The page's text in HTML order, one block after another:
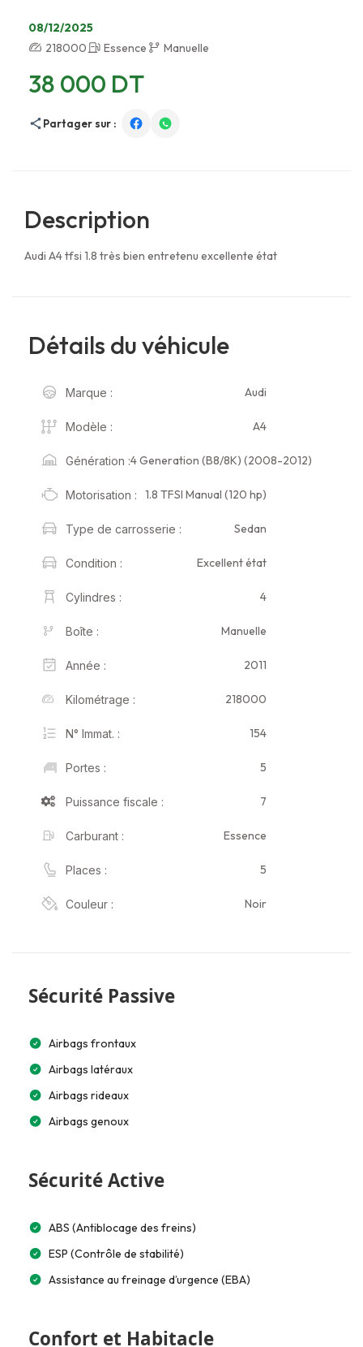
08/12/2025
218000
Essence Manuelle
38 000 DT
Partager sur :
Description
Audi A4 tfsi 1.8 très bien entretenu excellente état
Détails du véhicule
Marque : Audi
Modèle : A4
Génération :4 Generation (B8/8K) (2008-2012)
Motorisation : 1.8 TFSI Manual (120 hp)
Type de carrosserie : Sedan
Condition : Excellent état
Cylindres : 4
Boîte : Manuelle
Année : 2011
Kilométrage : 218000
N° Immat. : 154
Portes : 5
Puissance fiscale : 7
Carburant : Essence
Places : 5
Couleur : Noir
Sécurité Passive
Airbags frontaux
Airbags latéraux
Airbags rideaux
Airbags genoux
Sécurité Active
ABS (Antiblocage des freins)
ESP (Contrôle de stabilité)
Assistance au freinage d’urgence (EBA)
Confort et Habitacle